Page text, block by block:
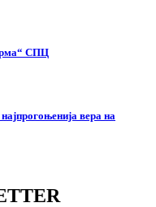
СПЦ
вера на